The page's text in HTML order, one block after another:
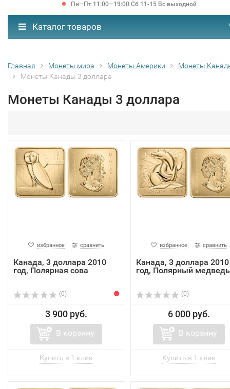
Пн—Пт 11:00—19:00 Сб 11-15 Вс выходной
Каталог товаров
Главная Монеты мира Монеты Америки
Монеты
Монеты Канады 3 доллара
Монеты Канады 3 доллара
избранное сравнить
Канада, 3 доллара 2010
год, Полярная сова
(0)
3 900 руб.
В корзину
избранное сравнить
Канада, 3 доллара 2010
год, Полярный медведь
(0)
6 000 руб.
В корзину